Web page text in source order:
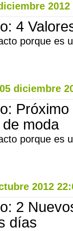
2012
4
porque es
diciembre
moda
porque es
2012
2
días